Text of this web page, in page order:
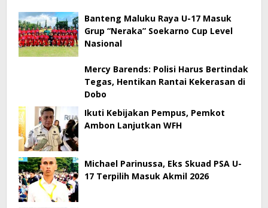
Banteng Maluku Raya U-17 Masuk
Grup “Neraka” Soekarno Cup Level
Nasional
Mercy Barends: Polisi Harus Bertindak
Tegas, Hentikan Rantai Kekerasan di
Dobo
Ikuti Kebijakan Pempus, Pemkot
Ambon Lanjutkan WFH
Michael Parinussa, Eks Skuad PSA U-
17 Terpilih Masuk Akmil 2026